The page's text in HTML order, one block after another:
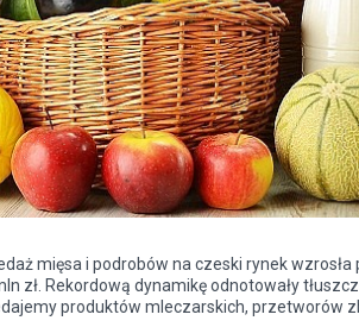
mięsa i podrobów na czeski rynek
zł. Rekordową dynamikę odnotowały
produktów mleczarskich, przetworów